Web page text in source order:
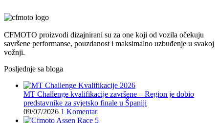
CFMOTO proizvodi dizajnirani su za one koji od vozila očekuju
savršene performanse, pouzdanost i maksimalno uzbuđenje u svakoj
vožnji.
Posljednje sa bloga
MT Challenge kvalifikacije završene – Region je dobio
predstavnike za svjetsko finale u Španiji
09/07/2026 1 Komentar